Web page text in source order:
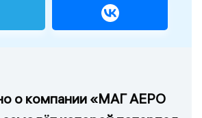
о компании «МАГ АЕРО